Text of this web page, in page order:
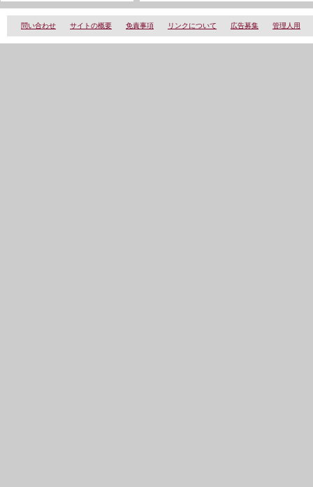
問い合わせ サイトの概要 免責事項 リンクについて 広告募集 管理人用